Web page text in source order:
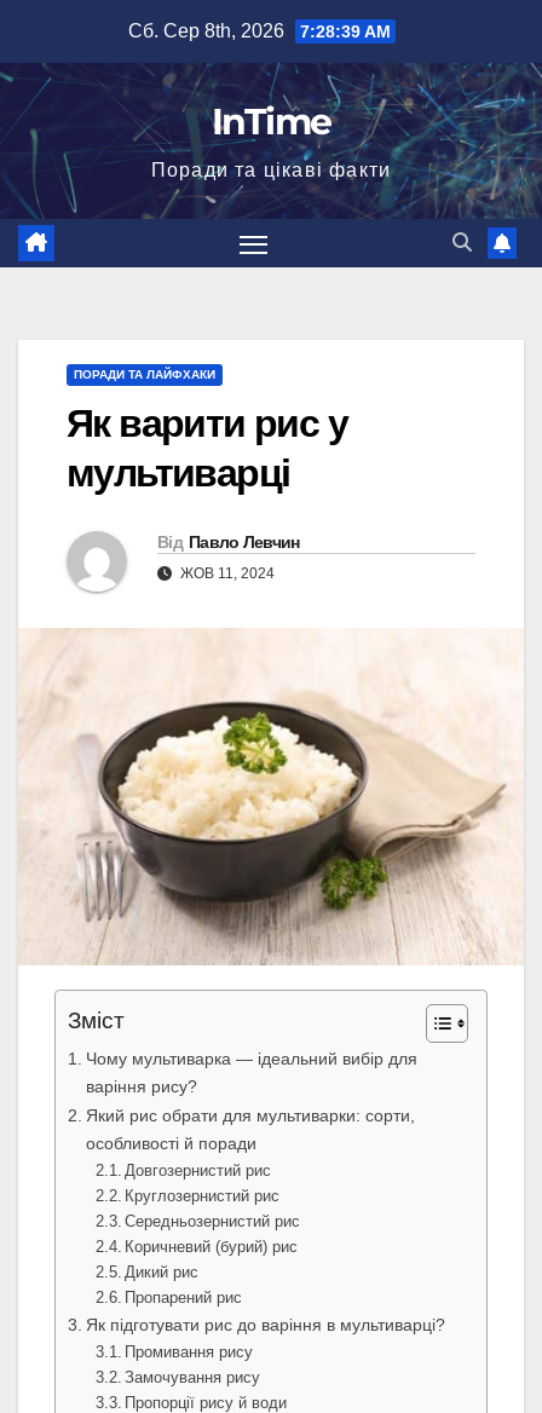
вмісту
Сб. Сер 8th, 2026 7:28:40 AM
InTime
Поради та цікаві факти
ПОРАДИ ТА ЛАЙФХАКИ
Як варити рис у
мультиварці
Від Павло Левчин
ЖОВ 11, 2024
Зміст
Чому мультиварка — ідеальний вибір для
варіння рису?
Який рис обрати для мультиварки: сорти,
особливості й поради
Довгозернистий рис
Круглозернистий рис
Середньозернистий рис
Коричневий (бурий) рис
Дикий рис
Пропарений рис
Як підготувати рис до варіння в мультиварці?
Промивання рису
Замочування рису
Пропорції рису й води